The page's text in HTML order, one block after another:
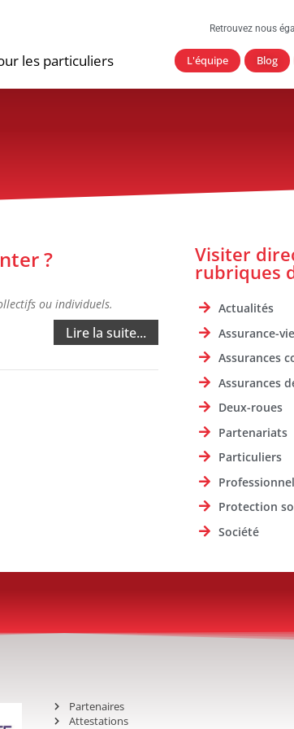
les particuliers
Retrouvez nous
L'équipe Blog
?
ou individuels.
Lire la suite...
Visiter
rubriques
Actualités
Assurance-
Assurances
Assurances
Deux-roues
Partenariats
Particuliers
Professionnel
Protection
Société
Partenaires
Attestations